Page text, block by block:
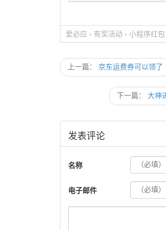
爱必应 › 有奖活动 › 小程序红
上一篇： 京东运费券可以领了
下一篇： 大神
发表评论
名称
电子邮件